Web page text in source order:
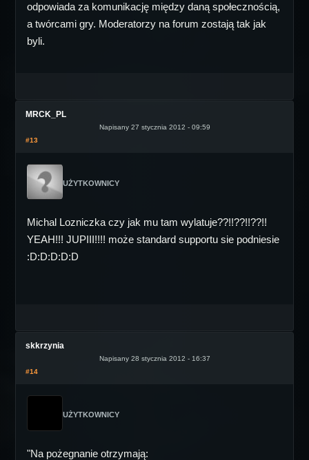
odpowiada za komunikację między daną społecznością,
a twórcami gry. Moderatorzy na forum zostają tak jak
byli.
MRCK_PL
Napisany 27 stycznia 2012 - 09:59
#13
UŻYTKOWNICY
Michal Lozniczka czy jak mu tam wylatuje??!!??!!??!!
YEAH!!! JUPIII!!!! może standard supportu sie podniesie
:D:D:D:D:D
skkrzynia
Napisany 28 stycznia 2012 - 16:37
#14
UŻYTKOWNICY
"Na pożegnanie otrzymają: